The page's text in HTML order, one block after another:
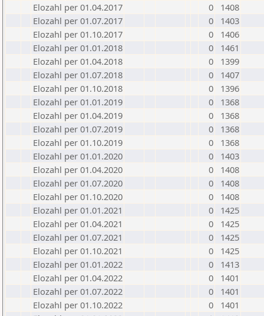
Elozahl per 01.04.2017
0
1408
Elozahl per 01.07.2017
0
1403
Elozahl per 01.10.2017
0
1406
Elozahl per 01.01.2018
0
1461
Elozahl per 01.04.2018
0
1399
Elozahl per 01.07.2018
0
1407
Elozahl per 01.10.2018
0
1396
Elozahl per 01.01.2019
0
1368
Elozahl per 01.04.2019
0
1368
Elozahl per 01.07.2019
0
1368
Elozahl per 01.10.2019
0
1368
Elozahl per 01.01.2020
0
1403
Elozahl per 01.04.2020
0
1408
Elozahl per 01.07.2020
0
1408
Elozahl per 01.10.2020
0
1408
Elozahl per 01.01.2021
0
1425
Elozahl per 01.04.2021
0
1425
Elozahl per 01.07.2021
0
1425
Elozahl per 01.10.2021
0
1425
Elozahl per 01.01.2022
0
1413
Elozahl per 01.04.2022
0
1401
Elozahl per 01.07.2022
0
1401
Elozahl per 01.10.2022
0
1401